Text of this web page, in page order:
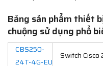
Bảng sản phẩm thiết
chuộng sử dụng phổ
CBS250-
24T-4G-EU
Switch